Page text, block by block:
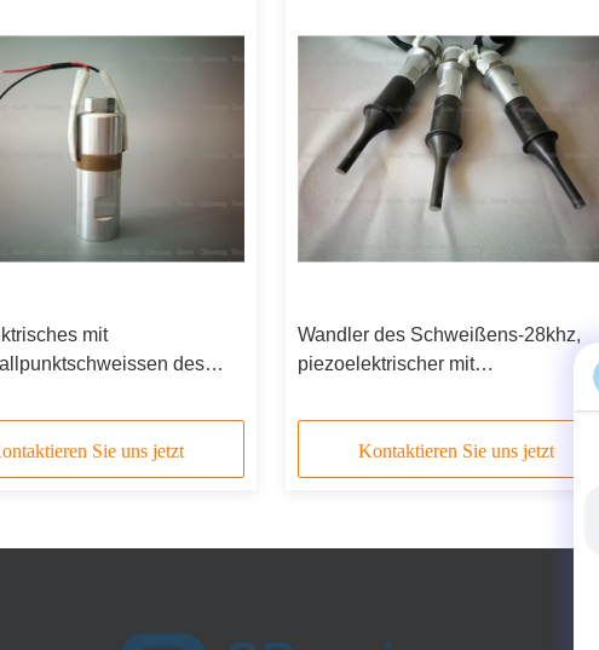
mit
des
keramisch
Sie uns jetzt
Wandler des Schweißens-28khz,
piezoelektrischer mit
Stahlhorn
Kontaktieren Sie uns jetzt